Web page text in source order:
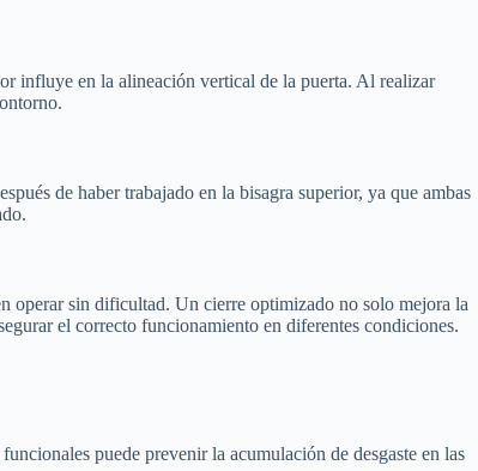
influye en la alineación vertical de la puerta. Al realizar
de haber trabajado en la bisagra superior, ya que ambas
operar sin dificultad. Un cierre optimizado no solo mejora la
el correcto funcionamiento en diferentes condiciones.
puede prevenir la acumulación de desgaste en las